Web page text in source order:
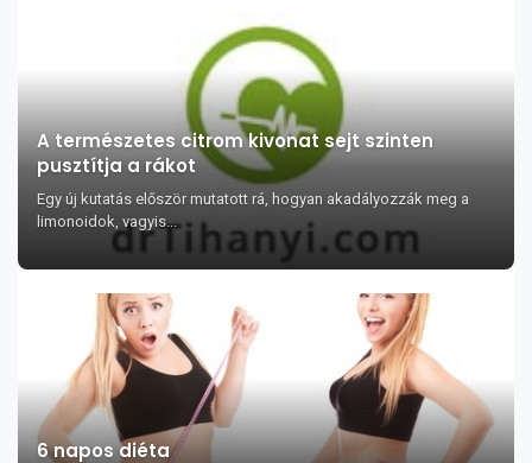
A természetes citrom kivonat sejt szinten
pusztítja a rákot
Egy új kutatás először mutatott rá, hogyan akadályozzák meg a
limonoidok, vagyis...
6 napos diéta